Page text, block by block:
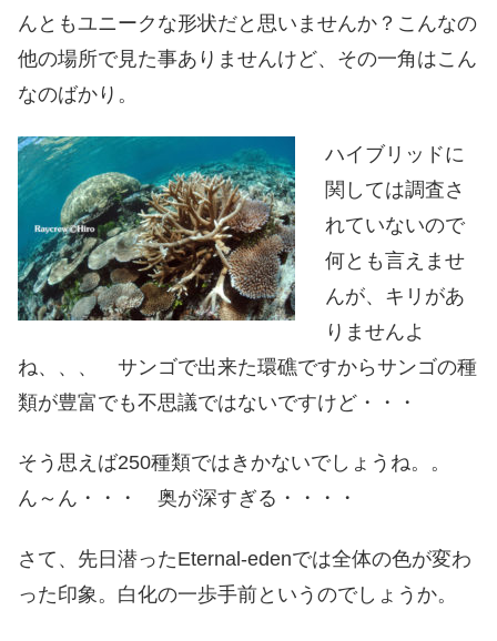
んともユニークな形状だと思いませんか？こんなの
他の場所で見た事ありませんけど、その一角はこん
なのばかり。
ハイブリッドに
関しては調査さ
れていないので
何とも言えませ
んが、キリがあ
りませんよ
ね、、、 サンゴで出来た環礁ですからサンゴの種
類が豊富でも不思議ではないですけど・・・
そう思えば250種類ではきかないでしょうね。。
ん～ん・・・ 奥が深すぎる・・・・
さて、先日潜ったEternal-edenでは全体の色が変わ
った印象。白化の一歩手前というのでしょうか。